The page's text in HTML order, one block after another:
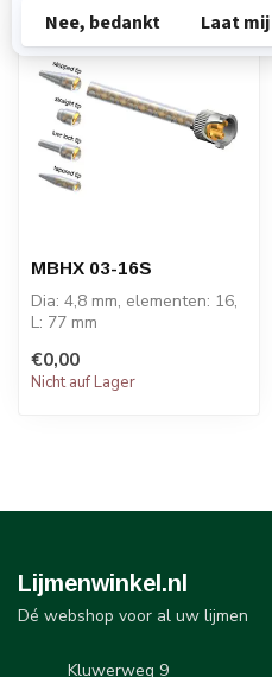
MBHX 03-16S
Dia: 4,8 mm, elementen: 16,
L: 77 mm
STATOMIX™-Mischer de...
€0,00
Nicht auf Lager
Lijmenwinkel.nl
Dé webshop voor al uw lijmen
Kluwerweg 9